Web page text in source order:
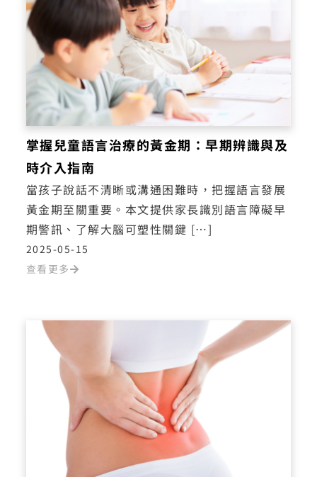
掌握兒童語言治療的黃金期：早期辨識與及
時介入指南
當孩子說話不清晰或溝通困難時，把握語言發展
黃金期至關重要。本文提供家長識別語言障礙早
期警訊、了解大腦可塑性關鍵 […]
2025-05-15
查看更多